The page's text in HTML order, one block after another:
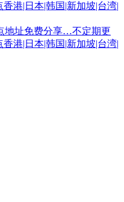
港|日本|韩国|新加坡|台湾|
地址免费分享…不定期更
港|日本|韩国|新加坡|台湾|